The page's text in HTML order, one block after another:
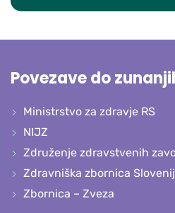
Povezave do
Ministrstvo za zdravje RS
NIJZ
Združenje zdravstvenih
Zdravniška zbornica
Zbornica – Zveza